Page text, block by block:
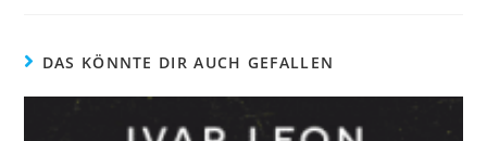
DAS KÖNNTE DIR AUCH GEFALLEN